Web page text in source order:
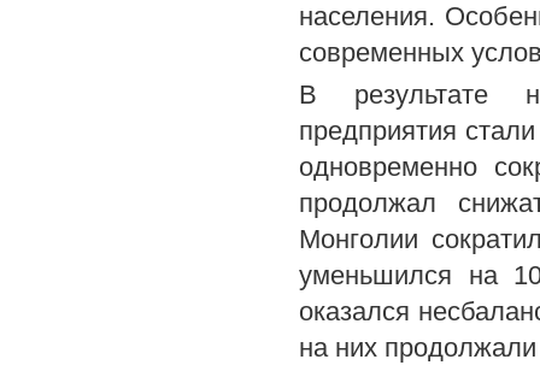
населения.
современных
В результате
предприятия
одновременно
продолжал
Монголии
уменьшился на
оказался
на них продолжали